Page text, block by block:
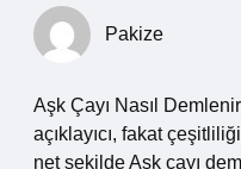
Pakize
Aşk Çayı Nasıl
açıklayıcı, fakat
net şekilde Aşk çayı